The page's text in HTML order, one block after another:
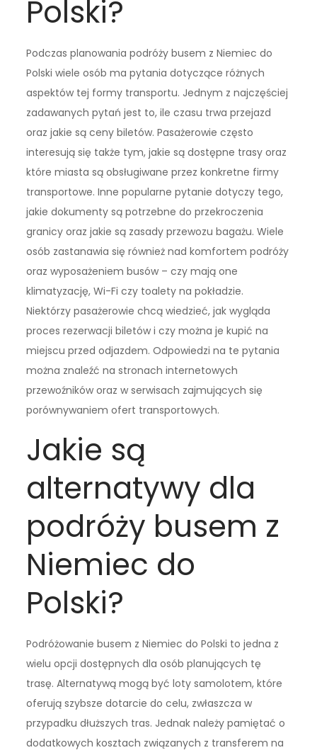
Polski?
Podczas planowania podróży busem z Niemiec do
Polski wiele osób ma pytania dotyczące różnych
aspektów tej formy transportu. Jednym z najczęściej
zadawanych pytań jest to, ile czasu trwa przejazd
oraz jakie są ceny biletów. Pasażerowie często
interesują się także tym, jakie są dostępne trasy oraz
które miasta są obsługiwane przez konkretne firmy
transportowe. Inne popularne pytanie dotyczy tego,
jakie dokumenty są potrzebne do przekroczenia
granicy oraz jakie są zasady przewozu bagażu. Wiele
osób zastanawia się również nad komfortem podróży
oraz wyposażeniem busów – czy mają one
klimatyzację, Wi-Fi czy toalety na pokładzie.
Niektórzy pasażerowie chcą wiedzieć, jak wygląda
proces rezerwacji biletów i czy można je kupić na
miejscu przed odjazdem. Odpowiedzi na te pytania
można znaleźć na stronach internetowych
przewoźników oraz w serwisach zajmujących się
porównywaniem ofert transportowych.
Jakie są
alternatywy dla
podróży busem z
Niemiec do
Polski?
Podróżowanie busem z Niemiec do Polski to jedna z
wielu opcji dostępnych dla osób planujących tę
trasę. Alternatywą mogą być loty samolotem, które
oferują szybsze dotarcie do celu, zwłaszcza w
przypadku dłuższych tras. Jednak należy pamiętać o
dodatkowych kosztach związanych z transferem na